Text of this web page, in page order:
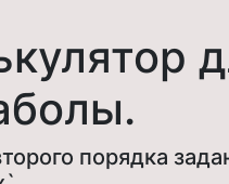
порядка